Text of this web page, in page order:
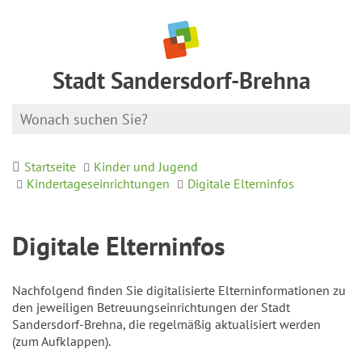
Stadt Sandersdorf-Brehna
Startseite
Kinder und Jugend
Kindertageseinrichtungen
Digitale Elterninfos
Digitale Elterninfos
Nachfolgend finden Sie digitalisierte Elterninformationen zu
den jeweiligen Betreuungseinrichtungen der Stadt
Sandersdorf-Brehna, die regelmäßig aktualisiert werden
(zum Aufklappen).